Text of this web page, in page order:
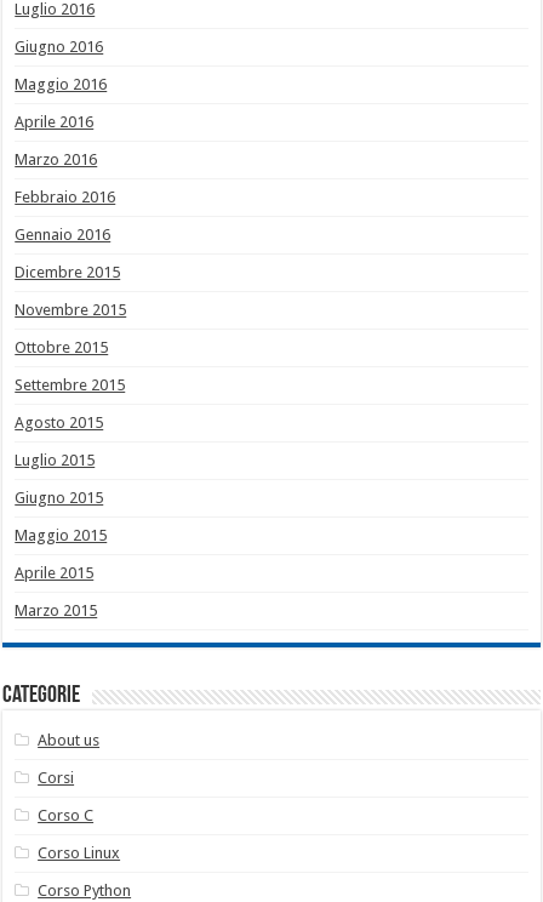
Luglio 2016
Giugno 2016
Maggio 2016
Aprile 2016
Marzo 2016
Febbraio 2016
Gennaio 2016
Dicembre 2015
Novembre 2015
Ottobre 2015
Settembre 2015
Agosto 2015
Luglio 2015
Giugno 2015
Maggio 2015
Aprile 2015
Marzo 2015
Categorie
About us
Corsi
Corso C
Corso Linux
Corso Python